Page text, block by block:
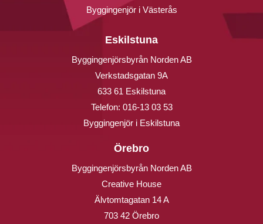
Byggingenjör i Västerås
Eskilstuna
Byggingenjörsbyrån Norden AB
Verkstadsgatan 9A
633 61 Eskilstuna
Telefon: 016-13 03 53
Byggingenjör i Eskilstuna
Örebro
Byggingenjörsbyrån Norden AB
Creative House
Älvtomtagatan 14 A
703 42 Örebro